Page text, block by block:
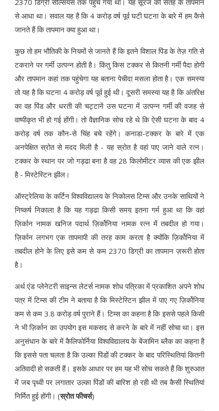
2370 डिग्री सेल्सियस तक पहुंच गया था। यह सूरज की सतह के तापमान
से आधा था। सवाल यह है कि 4 करोड़ वर्ष पूर्व घटी घटना के बारे में हम कैसे
जानते हैं कि तापमान क्या हुआ था।
कुछ तो हम भौतिकी के नियमों से जानते हैं कि इतने विशाल पिंड के तेज़ गति से
टकराने पर गर्मी उत्पन्न होती है। किंतु किस टक्कर से कितनी गर्मी पैदा होगी
और तापमान कहां तक पहुंचेगा यह बताना पेचीदा मसला होता है। एक समस्या
तो यह है कि घटना 4 करोड़ वर्ष पूर्व हुई थी। दूसरी समस्या यह है कि अंतरिक्ष
का वह पिंड और धरती की चट्टानें उस घटना में उत्पन्न गर्मी की वजह से
वाष्पीकृत भी हो गई होंगी। तो वैज्ञानिक सोच रहे थे कि ऐसी घटना के बाद 4
करोड़ वर्ष तक कौन-से चिंह बचे रहेंगे। कनाडा-टक्कर के बारे में एक
अनपेक्षित स्रोत से मदद मिली है - यह स्रोत है वहां पाए जाने वाले रत्न।
टक्कर के स्थान पर जो गड्ढा बना है वह 28 किलोमीटर व्यास की एक झील
है - मिस्टेस्टिन झील।
ऑस्ट्रेलिया के कर्टिन विश्वविद्यालय के निकोलस टिम्स और उनके साथियों ने
निष्कर्ष निकाला है कि यह गड्ढा किसी समय इतना गर्म हुआ था कि वहां
ज़िर्कान नामक खनिज पदार्थ ज़िर्कोनिया नामक रत्न में तबदील हो गया।
ज़िर्कान लगभग एक तापमापी की तरह काम करता है क्योंकि ज़िर्कोनिया में
तबदील होने के लिए इसे कम से कम 2370 डिग्री का तापमान ज़रूरी होता
है।
अर्थ एंड प्लेनेटरी साइन्स लेटर्स नामक शोध पत्रिका में प्रकाशित अपने शोध
पत्र में टिम्स की टीम ने बताया है कि मिस्टेस्टिन झील में पाए गए ज़िर्कोनिया
कम से कम 3.8 करोड़ वर्ष पुराने हैं। टिम्स का कहना है कि इससे पहले किसी
ने भी ज़िर्कान का उपयोग इस मकसद से करने के बारे में नहीं सोचा था। इस
अनुसंधान के बारे में कैलिफोर्निया विश्वविद्यालय के बेंजामिन ब्लैक का कहना है
कि इससे पता चलता है कि उल्का पिंडों की टक्कर के बाद परिस्थितियां कितनी
अतिवादी हो सकती हैं। इसके आधार पर हम यह भी सोच सकते हैं कि शुरुआत
में जब पृथ्वी पर लगातार उल्का पिंडों की बारिश हो रही थी तब कैसी स्थितियां
निर्मित हुई होंगी। (स्रोत फीचर्स)